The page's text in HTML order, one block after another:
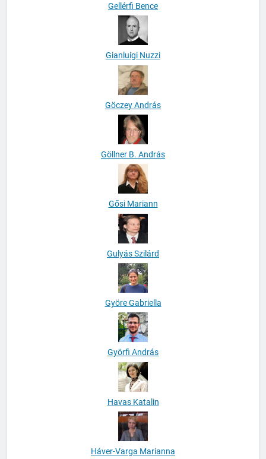
Gellérfi Bence
Gianluigi Nuzzi
Göczey András
Göllner B. András
Gősi Mariann
Gulyás Szilárd
Györe Gabriella
Györfi András
Havas Katalin
Háver-Varga Marianna